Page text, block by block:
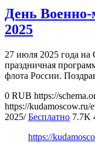
День
2025
27 июля 2025 года на
праздничная
флота России.
0 RUB https://
https://kudamoscow.ru/
2025/ Бесплатно 7.7K
https://